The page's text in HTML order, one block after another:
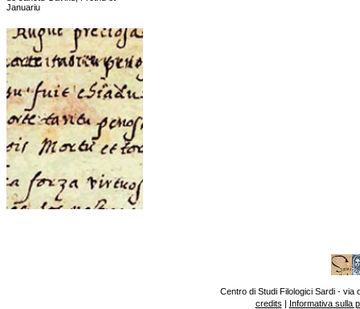
Januariu
Centro di Studi Filologici Sardi - via
credits | Informativa sulla